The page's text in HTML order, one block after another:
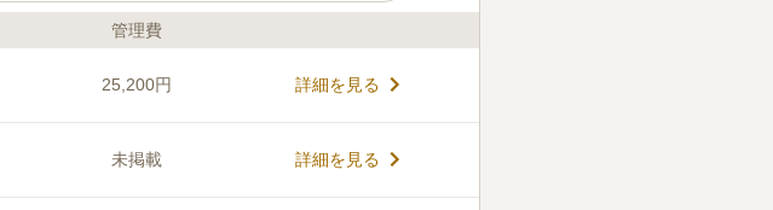
編集部のコメント
賀町内に引き続き1年以上居住し、かつ遠賀町住民基本台帳
されている」方が眠ることができます。霊園は少し丘陵
広大な敷地を24の区画に分けており、トイレや駐車場も複
しています。
管理費
25,200円 詳細を見る
未掲載 詳細を見る